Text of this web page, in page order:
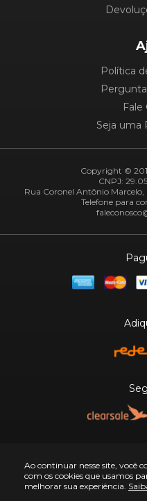
Ao continuar nesse site, você
com os cookies que usamos
melhorar sua experiência.
Política
Fale
Seja uma
Copyright ©
CNPJ:
Rua Coronel Antônio Marcelo,
Telefone para